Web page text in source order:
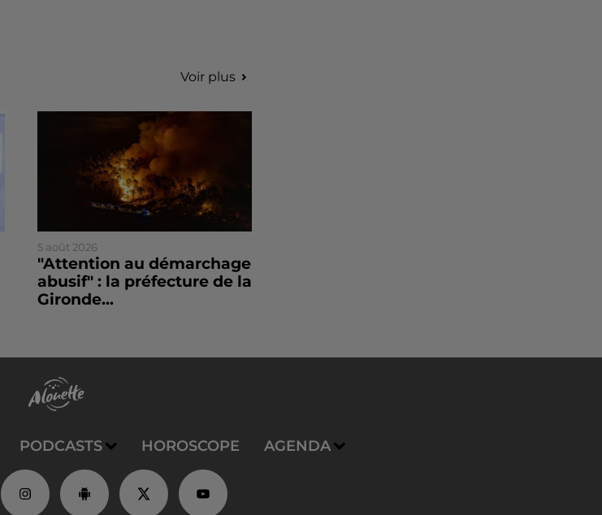
Voir plus
5 août 2026
"Attention au démarchage
abusif" : la préfecture de la
Gironde...
PODCASTS HOROSCOPE AGENDA